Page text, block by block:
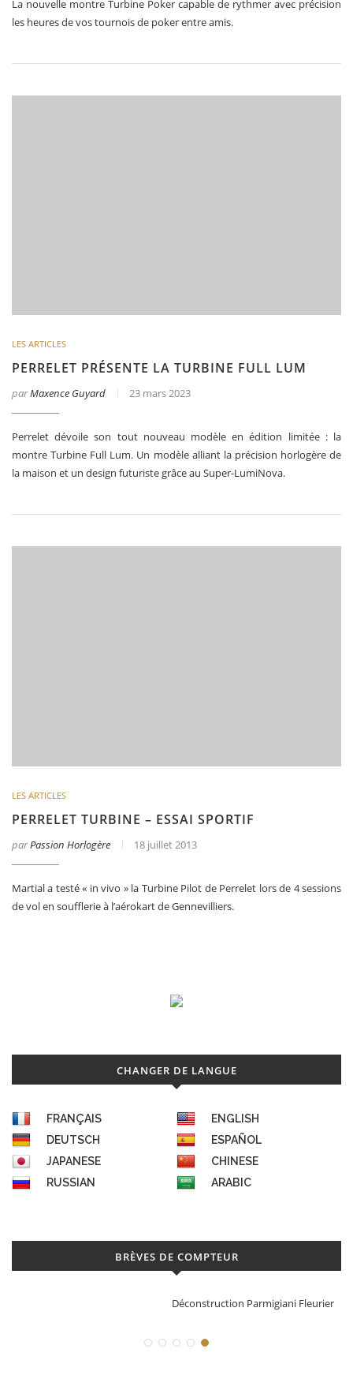
La nouvelle montre Turbine Poker capable de rythmer avec précision
les heures de vos tournois de poker entre amis.
LES ARTICLES
PERRELET PRÉSENTE LA TURBINE FULL LUM
parMaxence Guyard 23 mars 2023
Perrelet dévoile son tout nouveau modèle en édition limitée : la
montre Turbine Full Lum. Un modèle alliant la précision horlogère de
la maison et un design futuriste grâce au Super-LumiNova.
LES ARTICLES
PERRELET TURBINE – ESSAI SPORTIF
parPassion Horlogère 18 juillet 2013
Martial a testé « in vivo » la Turbine Pilot de Perrelet lors de 4 sessions
de vol en soufflerie à l’aérokart de Gennevilliers.
CHANGER DE LANGUE
FRANÇAIS
ENGLISH
DEUTSCH
ESPAÑOL
JAPANESE
CHINESE
RUSSIAN
ARABIC
BRÈVES DE COMPTEUR
Déconstruction Parmigiani Fleurier